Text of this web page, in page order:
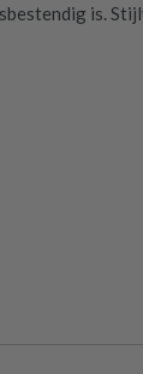
is.